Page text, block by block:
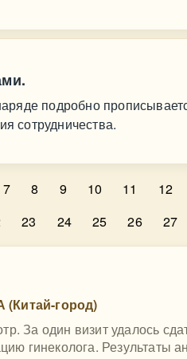
подробно
сотрудничества.
7 8 9 10 11 12
23 24 25 26 27
город)
За один визит удалось
гинеколога. Результаты